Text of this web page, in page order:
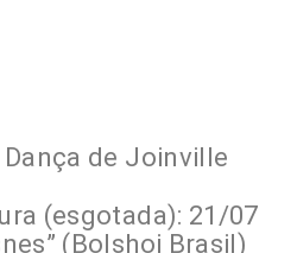
Dança de Joinville
(esgotada): 21/07
(Bolshoi Brasil)